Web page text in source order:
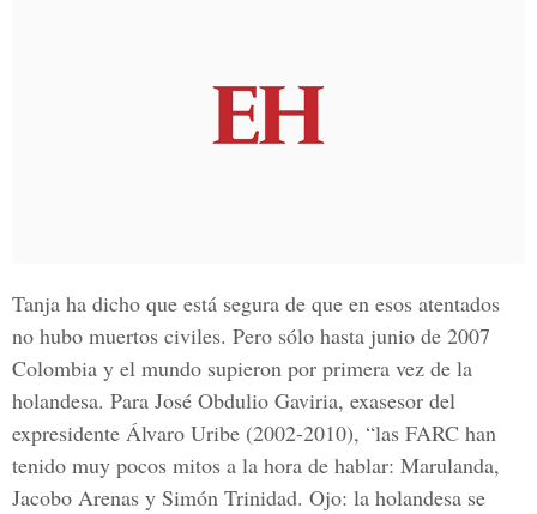
Tanja ha dicho que está segura de que en esos atentados
no hubo muertos civiles. Pero sólo hasta junio de 2007
Colombia y el mundo supieron por primera vez de la
holandesa. Para José Obdulio Gaviria, exasesor del
expresidente Álvaro Uribe (2002-2010), “las FARC han
tenido muy pocos mitos a la hora de hablar: Marulanda,
Jacobo Arenas y Simón Trinidad. Ojo: la holandesa se